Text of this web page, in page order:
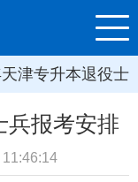
津专升本退役士
兵报考安排